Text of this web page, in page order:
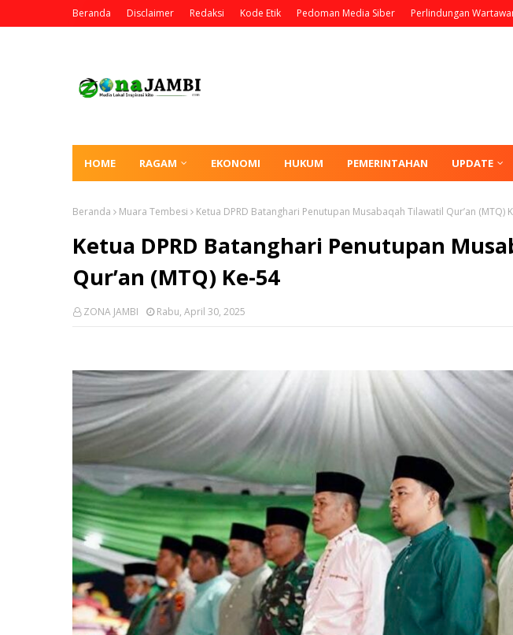
Beranda Disclaimer Redaksi Kode Etik Pedoman Media Siber Perlindungan
HOME RAGAM EKONOMI HUKUM PEMERINTAHAN UPDATE
Beranda Muara Tembesi Ketua DPRD Batanghari Penutupan Musabaqah Tilawatil Qur’an (MTQ)
Ketua DPRD Batanghari Penutupan
Qur’an (MTQ) Ke-54
ZONA JAMBI Rabu, April 30, 2025